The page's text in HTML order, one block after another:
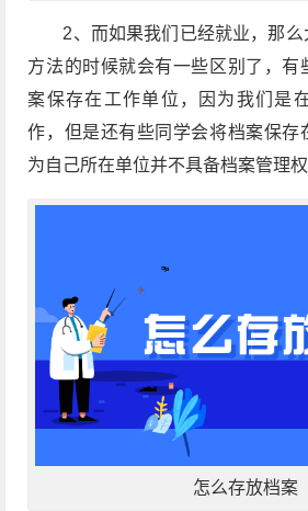
2、而如果我们已经就业，那
方法的时候就会有一些区别了，有
案保存在工作单位，因为我们是
作，但是还有些同学会将档案保存
为自己所在单位并不具备档案管理权
怎么存放档案